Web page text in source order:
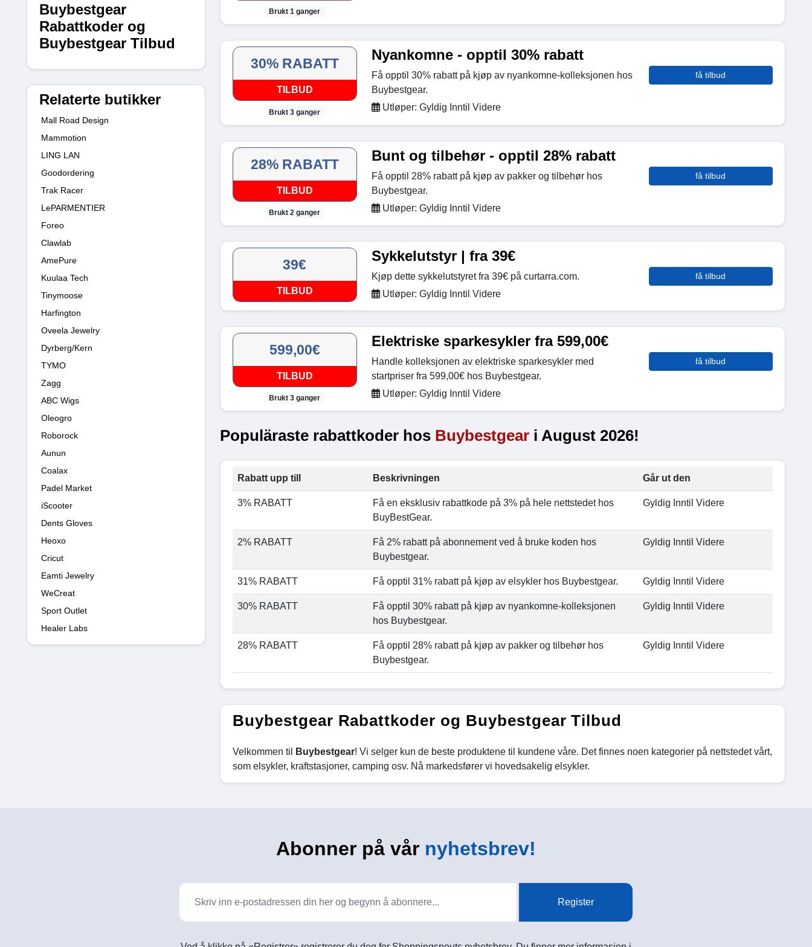
Buybestgear
Rabattkoder og
Buybestgear Tilbud
Relaterte butikker
Mall Road Design
Mammotion
LING LAN
Goodordering
Trak Racer
LePARMENTIER
Foreo
Clawlab
AmePure
Kuulaa Tech
Tinymoose
Harfington
Oveela Jewelry
Dyrberg/Kern
TYMO
Zagg
ABC Wigs
Oleogro
Roborock
Aunun
Coalax
Padel Market
iScooter
Dents Gloves
Heoxo
Cricut
Eamti Jewelry
WeCreat
Sport Outlet
Healer Labs
Brukt 1 ganger
30% RABATT
TILBUD
Brukt 3 ganger
Nyankomne - opptil 30% rabatt
Få opptil 30% rabatt på kjøp av nyankomne-kolleksjonen hos
Buybestgear.
Utløper: Gyldig Inntil Videre
få tilbud
28% RABATT
TILBUD
Brukt 2 ganger
Bunt og tilbehør - opptil 28% rabatt
Få opptil 28% rabatt på kjøp av pakker og tilbehør hos
Buybestgear.
Utløper: Gyldig Inntil Videre
få tilbud
39€
TILBUD
Sykkelutstyr | fra 39€
Kjøp dette sykkelutstyret fra 39€ på curtarra.com.
Utløper: Gyldig Inntil Videre
få tilbud
599,00€
TILBUD
Brukt 3 ganger
Elektriske sparkesykler fra 599,00€
Handle kolleksjonen av elektriske sparkesykler med
startpriser fra 599,00€ hos Buybestgear.
Utløper: Gyldig Inntil Videre
få tilbud
Populäraste rabattkoder hos Buybestgear i August 2026!
Rabatt upp till Beskrivningen Går ut den
3% RABATT
Få en eksklusiv rabattkode på 3% på hele nettstedet hos
BuyBestGear.
Gyldig Inntil Videre
2% RABATT
Få 2% rabatt på abonnement ved å bruke koden hos
Buybestgear.
Gyldig Inntil Videre
31% RABATT Få opptil 31% rabatt på kjøp av elsykler hos Buybestgear. Gyldig Inntil Videre
30% RABATT
Få opptil 30% rabatt på kjøp av nyankomne-kolleksjonen
hos Buybestgear.
Gyldig Inntil Videre
28% RABATT
Få opptil 28% rabatt på kjøp av pakker og tilbehør hos
Buybestgear.
Gyldig Inntil Videre
Buybestgear Rabattkoder og Buybestgear Tilbud
Velkommen til Buybestgear! Vi selger kun de beste produktene til kundene våre. Det finnes noen kategorier på nettstedet vårt,
som elsykler, kraftstasjoner, camping osv. Nå markedsfører vi hovedsakelig elsykler.
Abonner på vår nyhetsbrev!
Register